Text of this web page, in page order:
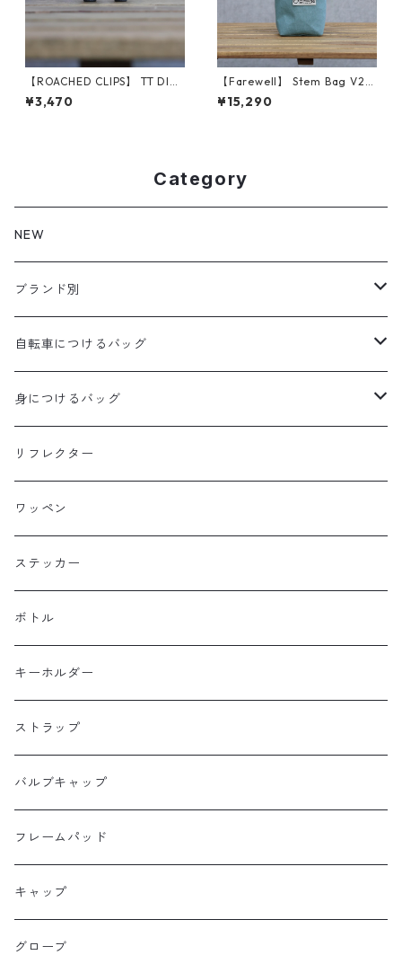
【ROACHED CLIPS】 TT DICE
(Black)
¥3,470
【Farewell】 Stem Bag V2
（Glacier Blue X11）
¥15,290
Category
NEW
ブランド別
aldr works
B3
Baby Legs Bags
Bike Friday
BOGEWORKS
Burrito House Original
CAMELCHOPS
Dripper cycle
Ellum Bag Works
Farewell
Farther Bag Co
HANDUP
自転車につけるバッグ
WALD 用バッグ
ハンドルバーバッグ
トップチューブバッグ
フォークバッグ
ステムバッグ
フレームバッグ
ドリンクバッグ
リアトップチューブバッグ
サドルバッグ
身につけるバッグ
ヒップバッグ
トートバッグ
サコッシュ
ポーチ・財布
バックパック
リフレクター
ワッペン
ステッカー
ボトル
キーホルダー
ストラップ
バルブキャップ
フレームパッド
キャップ
グローブ